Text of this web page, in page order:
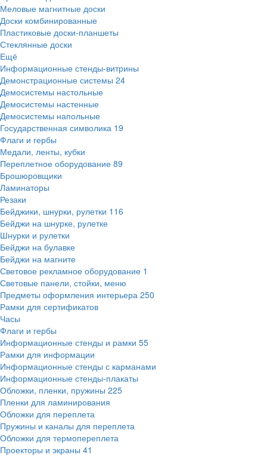
Меловые магнитные доски
Доски комбинированные
Пластиковые доски-планшеты
Стеклянные доски
Ещё
Информационные стенды-витрины
Демонстрационные системы 24
Демосистемы настольные
Демосистемы настенные
Демосистемы напольные
Государственная символика 19
Флаги и гербы
Медали, ленты, кубки
Переплетное оборудование 89
Брошюровщики
Ламинаторы
Резаки
Бейджики, шнурки, рулетки 116
Бейджи на шнурке, рулетке
Шнурки и рулетки
Бейджи на булавке
Бейджи на магните
Световое рекламное оборудование 1
Световые панели, стойки, меню
Предметы оформления интерьера 250
Рамки для сертификатов
Часы
Флаги и гербы
Информационные стенды и рамки 55
Рамки для информации
Информационные стенды с карманами
Информационные стенды-плакаты
Обложки, пленки, пружины 225
Пленки для ламинирования
Обложки для переплета
Пружины и каналы для переплета
Обложки для термопереплета
Проекторы и экраны 41